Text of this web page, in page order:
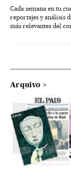
Cada semana en tu
reportajes y análisis
más relevantes del
Arquivo